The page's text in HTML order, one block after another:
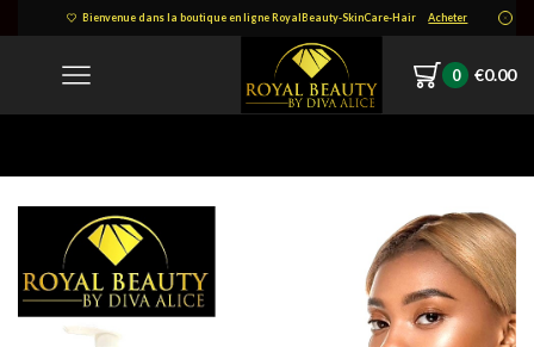
Bienvenue dans la boutique en ligne RoyalBeauty-SkinCare-Hair Acheter
0 €0.00